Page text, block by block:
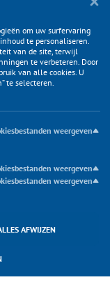
om uw surfervaring
te personaliseren.
van de site, terwijl
te verbeteren. Door
van alle cookies. U
te selecteren.
weergeven
weergeven
weergeven
AFWIJZEN